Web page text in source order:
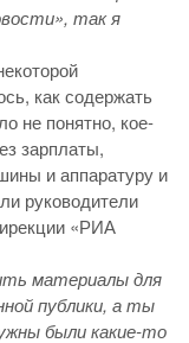
так я
как содержать
не понятно, кое-
зарплаты,
и аппаратуру и
руководители
«РИА
материалы для
публики, а ты
были какие-то